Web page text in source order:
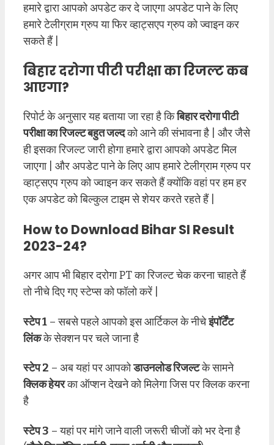
हमारे द्वारा आपको अपडेट कर दे जाएगा अपडेट पाने के लिए
हमारे टेलीग्राम ग्रुप या फिर व्हाट्सएप ग्रुप को ज्वाइन कर
सकते हैं |
बिहार दरोगा पीटी परीक्षा का रिजल्ट कब
आएगा?
रिपोर्ट के अनुसार यह बताया जा रहा है किबिहार दरोगा पीटी
परीक्षा का रिजल्ट बहुत जल्दको आने की संभावना है | और जैसे
ही इसका रिजल्ट जारी होगा हमारे द्वारा आपको अपडेट मिल
जाएगा | और अपडेट पाने के लिए आप हमारे टेलीग्राम ग्रुप पर
व्हाट्सएप ग्रुप को ज्वाइन कर सकते हैं क्योंकि वहां पर हम हर
एक अपडेट को बिल्कुल टाइम से शेयर करते रहते हैं |
How to Download Bihar SI Result
2023-24?
अगर आप भी बिहार दरोगा PT का रिजल्ट चेक करना चाहते हैं
तो नीचे दिए गए स्टेप्स को फॉलो करें |
स्टेप 1 – सबसे पहले आपको इस आर्टिकल के नीचेइंपॉर्टेंट
लिंकके सेक्शन पर चले जाना है
स्टेप 2 – अब यहां पर आपकोडाउनलोड रिजल्टके सामने
क्लिक हेयरका ऑप्शन देखने को मिलेगा जिस पर क्लिक करना
है
स्टेप 3 – यहां पर मांगे जाने वाली जरूरी चीजों को भर देना है